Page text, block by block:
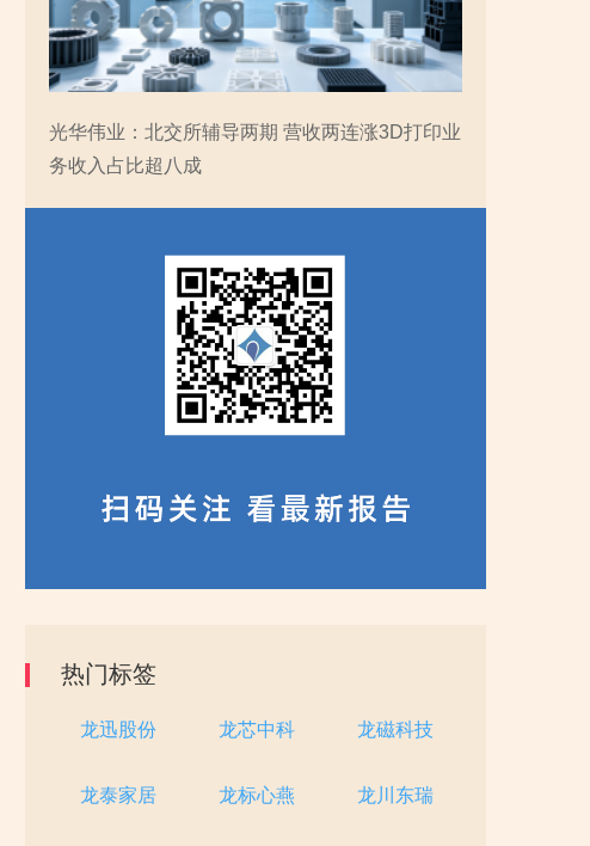
光华伟业：北交所辅导两期 营收两连涨3D打印业
务收入占比超八成
热门标签
龙迅股份 龙芯中科 龙磁科技
龙泰家居 龙标心燕 龙川东瑞